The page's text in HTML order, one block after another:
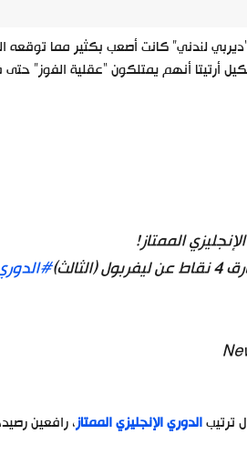
أرسنال على فولهام بنتيجة 1-0، في مباراة “ديربي لندني” كانت
أرتيتا أنهم يمتلكون “عقلية الفوز” حتى
الممتاز!
ترتيبالدوري الإنجليزي الممتاز